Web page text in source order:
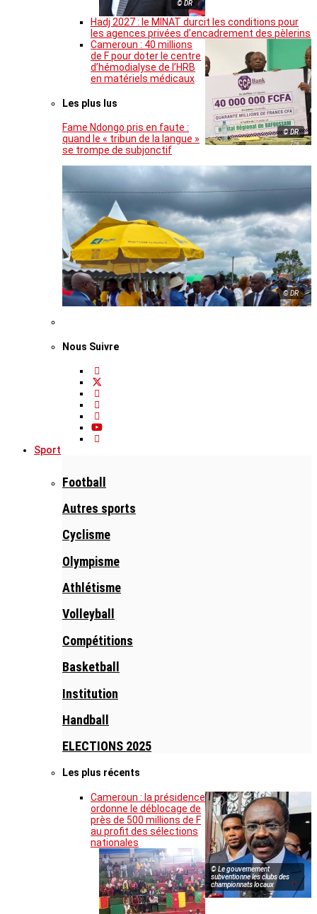
© DR
Hadj 2027 : le MINAT durcit les conditions pour
les agences privées d’encadrement des pèlerins
© DR
Cameroun : 40 millions
de F pour doter le centre
d’hémodialyse de l’HRB
en matériels médicaux
Les plus lus
Fame Ndongo pris en faute :
quand le « tribun de la langue »
se trompe de subjonctif
© DR
Nous Suivre
Sport
Football
Autres sports
Cyclisme
Olympisme
Athlétisme
Volleyball
Compétitions
Basketball
Institution
Handball
ELECTIONS 2025
Les plus récents
© Le gouvernement
subventionne les clubs des
championnats locaux
Cameroun : la présidence
ordonne le déblocage de
près de 500 millions de F
au profit des sélections
nationales